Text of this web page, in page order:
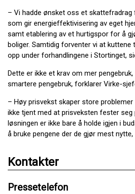
– Vi hadde ønsket oss et skattefradrag
som gir energieffektivisering av eget
samt etablering av et hurtigspor for å
boliger. Samtidig forventer vi at kuttene
opp under forhandlingene i Stortinget,
Dette er ikke et krav om mer
smartere pengebruk, forklarer Virke-
– Høy prisvekst skaper store
ikke tjent med at prisveksten fester seg
løsningen er ikke bare å holde igjen i
å bruke pengene der de gjør mest nytte,
Kontakter
Pressetelefon